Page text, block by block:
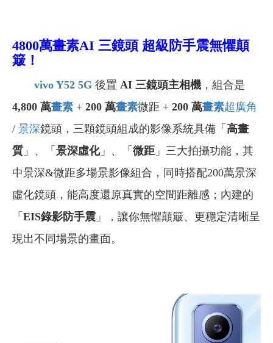
4800萬畫素AI 三鏡頭 超級防手震無懼顛
簸！
vivo Y52 5G 後置 AI 三鏡頭主相機 ，組合是
4,800 萬畫素 + 200 萬畫素微距 + 200 萬畫素超廣角
/ 景深鏡頭， 三顆鏡頭組成的影像系統具備「 高畫
質 」、「 景深虛化」、「 微距 」三大拍攝功能，其
中景深&微距多場景影像組合，同時搭配200萬景深
虛化鏡頭，能高度還原真實的空間距離感；內建的
「 EIS錄影防手震 」，讓你無懼顛簸、更穩定清晰呈
現出不同場景的畫面。